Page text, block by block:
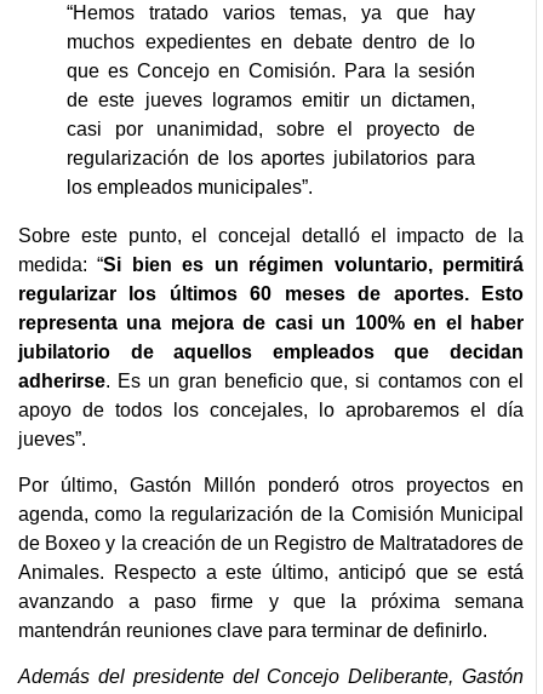
“Hemos tratado varios temas, ya que hay
muchos expedientes en debate dentro de lo
que es Concejo en Comisión. Para la sesión
de este jueves logramos emitir un dictamen,
casi por unanimidad, sobre el proyecto de
regularización de los aportes jubilatorios para
los empleados municipales”.
Sobre este punto, el concejal detalló el impacto de la
medida: “Si bien es un régimen voluntario, permitirá
regularizar los últimos 60 meses de aportes. Esto
representa una mejora de casi un 100% en el haber
jubilatorio de aquellos empleados que decidan
adherirse. Es un gran beneficio que, si contamos con el
apoyo de todos los concejales, lo aprobaremos el día
jueves”.
Por último, Gastón Millón ponderó otros proyectos en
agenda, como la regularización de la Comisión Municipal
de Boxeo y la creación de un Registro de Maltratadores de
Animales. Respecto a este último, anticipó que se está
avanzando a paso firme y que la próxima semana
mantendrán reuniones clave para terminar de definirlo.
Además del presidente del Concejo Deliberante, Gastón